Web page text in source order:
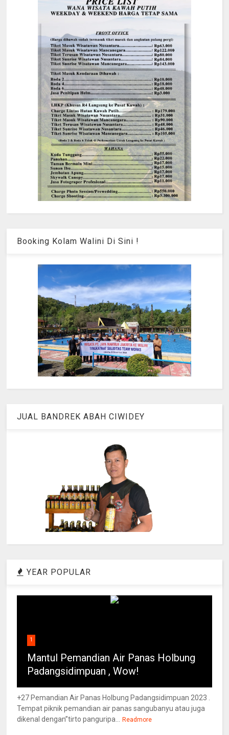
Booking Kolam Walini Di Sini !
JUAL BANDREK ABAH CIWIDEY
YEAR POPULAR
1
Mantul Pemandian Air Panas Holbung
Padangsidimpuan , Wow!
+27 Pemandian Air Panas Holbung Padangsidimpuan 2023 .
Tempat piknik pemandian air panas sangubanyu atau juga
dikenal dengan”tirto panguripa...
Readmore